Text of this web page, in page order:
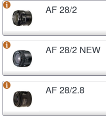
AF 28/2
AF 28/2 NEW
AF 28/2.8